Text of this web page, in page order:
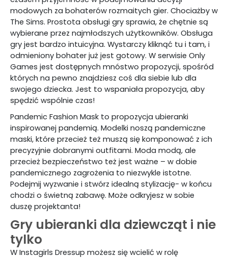
modowych za bohaterów rozmaitych gier. Chociażby w
The Sims. Prostota obsługi gry sprawia, że chętnie są
wybierane przez najmłodszych użytkowników. Obsługa
gry jest bardzo intuicyjna. Wystarczy kliknąć tu i tam, i
odmieniony bohater już jest gotowy. W serwisie Only
Games jest dostępnych mnóstwo propozycji, spośród
których na pewno znajdziesz coś dla siebie lub dla
swojego dziecka. Jest to wspaniała propozycja, aby
spędzić wspólnie czas!
Pandemic Fashion Mask to propozycja ubieranki
inspirowanej pandemią. Modelki noszą pandemiczne
maski, które przecież też muszą się komponować z ich
precyzyjnie dobranymi outfitami. Moda modą, ale
przecież bezpieczeństwo też jest ważne – w dobie
pandemicznego zagrożenia to niezwykle istotne.
Podejmij wyzwanie i stwórz idealną stylizację- w końcu
chodzi o świetną zabawę. Może odkryjesz w sobie
duszę projektanta!
Gry ubieranki dla dziewcząt i nie
tylko
W Instagirls Dressup możesz się wcielić w rolę